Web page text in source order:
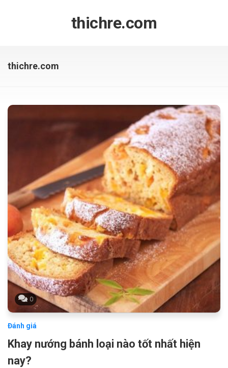
thichre.com
thichre.com
0
Đánh giá
Khay nướng bánh loại nào tốt nhất hiện
nay?